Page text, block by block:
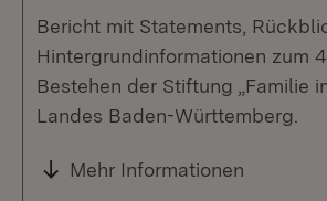
Bericht mit Statements,
Hintergrundinformationen zum
Bestehen der Stiftung „Familie
Landes Baden-Württemberg.
Mehr Informationen